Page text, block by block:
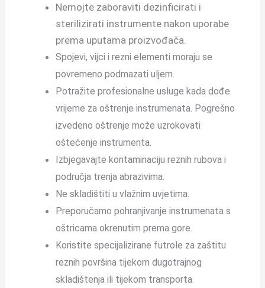
Nemojte zaboraviti dezinficirati i
sterilizirati instrumente nakon uporabe
prema uputama proizvođača.
Spojevi, vijci i rezni elementi moraju se
povremeno podmazati uljem.
Potražite profesionalne usluge kada dođe
vrijeme za oštrenje instrumenata. Pogrešno
izvedeno oštrenje može uzrokovati
oštećenje instrumenta.
Izbjegavajte kontaminaciju reznih rubova i
područja trenja abrazivima.
Ne skladištiti u vlažnim uvjetima.
Preporučamo pohranjivanje instrumenata s
oštricama okrenutim prema gore.
Koristite specijalizirane futrole za zaštitu
reznih površina tijekom dugotrajnog
skladištenja ili tijekom transporta.